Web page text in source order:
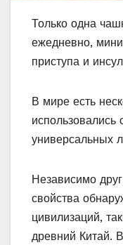
Только одна
ежедневно,
приступа и
В мире есть
использовались
универсальных
Независимо
свойства
цивилизаций,
древний Китай.